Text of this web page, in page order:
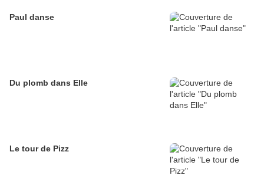
Paul danse
Du plomb dans Elle
Le tour de Pizz